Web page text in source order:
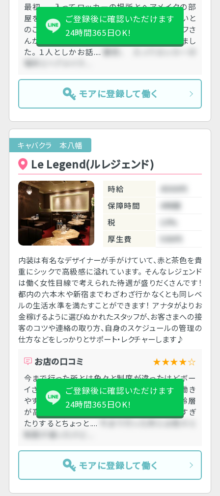
最初， 入ってロッカーの場所とヘアメイクの部
屋を教えてもらい終わったら降りてきてくださいと
のことで， 準備が整い降りると女性のスタッフさ
んがとても親切で丁寧にお仕事を教えてくれまし
た。 １人としかお話.... 最初， 入ってロッカーの
場所とヘアメイク....
ご登録後に確認いただけます
24時間365日OK!
モアに登録して働く
キャバクラ 本八幡
Le Legend(ルレジェンド)
時給
4500円
保障時間
4時間
税
10%
厚生費
500円
内装は有名なデザイナーが手がけていて、赤と茶色を貴
重にシックで高級感に溢れています。 そんなレジェンド
は働く女性目線で考えられた待遇が盛りだくさんです！
都内の六本木や新宿までわざわざ行かなくとも同レベ
ルの生活水準を満たすことができます！ アナタがよりお
金稼げるように選びぬかれたスタッフが、お客さまへの接
客のコツや連絡の取り方、自身のスケジュールの管理の
仕方などをしっかりとサポート・レクチャーします♪
お店の口コミ ★★★★☆
今まで行った所とは色々と制度が違ったけどボー
イさんもキャストさんもめちゃくちゃ優しくて働き
やすかったです。 お客さんもキャストさんも年齢層
が高めで、ドレスの露出が多すぎたり丈が短すぎ
たりするとちょっと....
今まで行った所とは色々と
制度が違ったけど....
ご登録後に確認いただけます
24時間365日OK!
モアに登録して働く